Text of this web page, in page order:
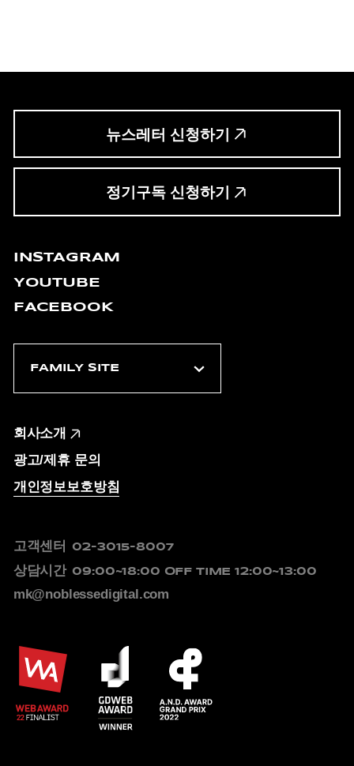
뉴스레터 신청하기
정기구독 신청하기
INSTAGRAM
YOUTUBE
FACEBOOK
회사소개
광고/제휴 문의
개인정보보호방침
고객센터 02-3015-8007
상담시간 09:00~18:00 OFF TIME 12:00~13:00
mk@noblessedigital.com